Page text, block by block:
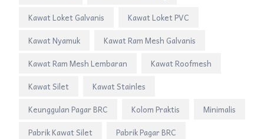
Kawat Loket Galvanis
Kawat Loket PVC
Kawat Nyamuk
Kawat Ram Mesh Galvanis
Kawat Ram Mesh Lembaran
Kawat Roofmesh
Kawat Silet
Kawat Stainles
Keunggulan Pagar BRC
Kolom Praktis
Minimalis
Pabrik Kawat Silet
Pabrik Pagar BRC